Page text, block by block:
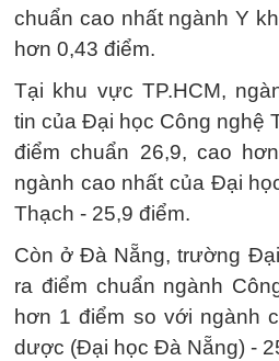
chuẩn cao nhất ngành Y
hơn 0,43 điểm.
Tại khu vực TP.HCM,
tin của Đại học Công nghệ
điểm chuẩn 26,9, cao
ngành cao nhất của Đại
Thạch - 25,9 điểm.
Còn ở Đà Nẵng, trường
ra điểm chuẩn ngành
hơn 1 điểm so với ngành
dược (Đại học Đà Nẵng) -